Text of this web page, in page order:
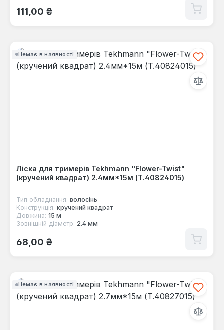
Звичайна ціна:
111,00 ₴
Немає в наявності
Ліска для тримерів Tekhmann "Flower-Twist"
(кручений квадрат) 2.4мм*15м (T.40824015)
Тип обладнання: волосінь
Конструкція: кручений квадрат
Довжина: 15 м
Зовнішній діаметр: 2.4 мм
Звичайна ціна:
68,00 ₴
Немає в наявності